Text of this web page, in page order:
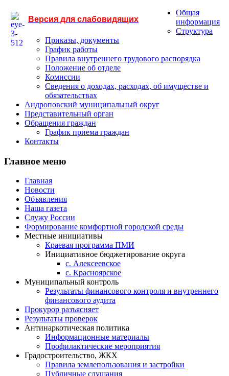
Версия для слабовидящих
Общая
информация
Структура
Приказы, документы
График работы
Правила внутреннего трудового распорядка
Положение об отделе
Комиссии
Сведения о доходах, расходах, об имуществе и
обязательствах
Андроповский муниципальный округ
Представительный орган
Обращения граждан
График приема граждан
Контакты
Главное меню
Главная
Новости
Объявления
Наша газета
Служу России
Формирование комфортной городской среды
Местные инициативы
Краевая программа ПМИ
Инициативное бюджетирование округа
с. Алексеевское
с. Красноярское
Муниципальный контроль
Результаты финансового контроля и внутреннего
финансового аудита
Прокурор разъясняет
Результаты проверок
Антинаркотическая политика
Информационные материалы
Профилактические мероприятия
Градостроительство, ЖКХ
Правила землепользования и застройки
Публичные слушания